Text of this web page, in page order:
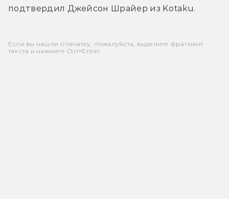
подтвердил Джейсон Шрайер из Kotaku.
Если вы нашли опечатку, пожалуйста, выделите фрагмент
текста и нажмите Ctrl+Enter.